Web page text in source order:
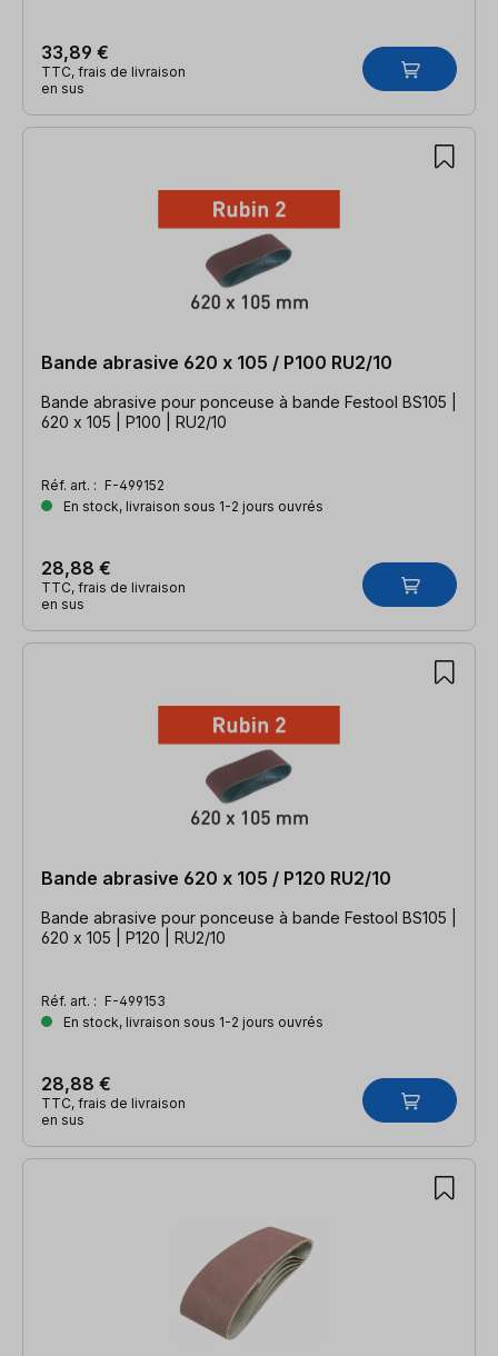
33,89 €
TTC, frais de livraison
en sus
Bande abrasive 620 x 105 / P100 RU2/10
Bande abrasive pour ponceuse à bande Festool BS105 |
620 x 105 | P100 | RU2/10
Réf. art. : F-499152
En stock, livraison sous 1-2 jours ouvrés
28,88 €
TTC, frais de livraison
en sus
Bande abrasive 620 x 105 / P120 RU2/10
Bande abrasive pour ponceuse à bande Festool BS105 |
620 x 105 | P120 | RU2/10
Réf. art. : F-499153
En stock, livraison sous 1-2 jours ouvrés
28,88 €
TTC, frais de livraison
en sus